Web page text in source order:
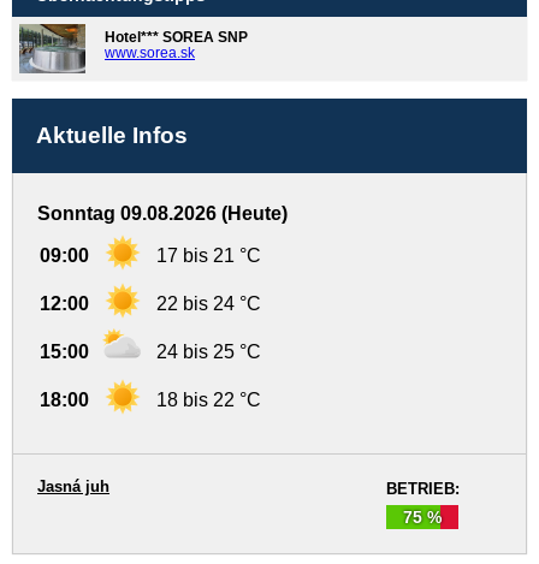
Hotel*** SOREA SNP
www.sorea.sk
Aktuelle Infos
Sonntag 09.08.2026 (Heute)
09:00 17 bis 21 °C
12:00 22 bis 24 °C
15:00 24 bis 25 °C
18:00 18 bis 22 °C
BETRIEB:
75 %
Jasná juh